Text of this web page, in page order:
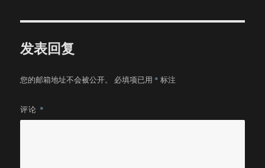
发表回复
您的邮箱地址不会被公开。 必填项已用 * 标注
评论 *